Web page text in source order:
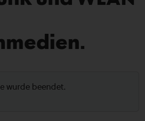
wurde beendet.